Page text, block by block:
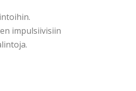
impulsiivisiin